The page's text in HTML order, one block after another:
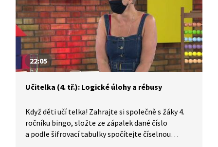
22:05
Učitelka (4. tř.): Logické úlohy a rébusy
Když děti učí telka! Zahrajte si společně s žáky 4.
ročníku bingo, složte ze zápalek dané číslo
a podle šifrovací tabulky spočítejte číselnou